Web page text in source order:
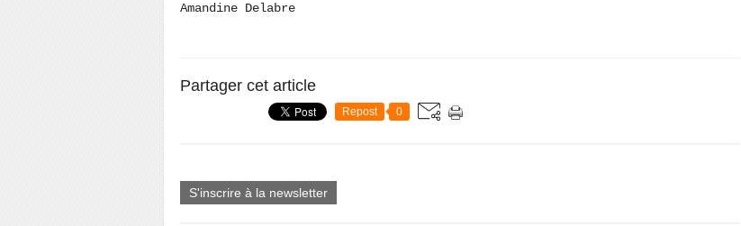
Amandine Delabre
Partager cet article
Repost 0
S'inscrire à la newsletter